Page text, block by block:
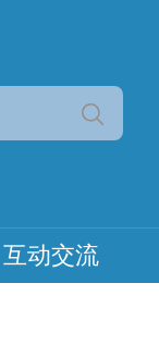
互动交流